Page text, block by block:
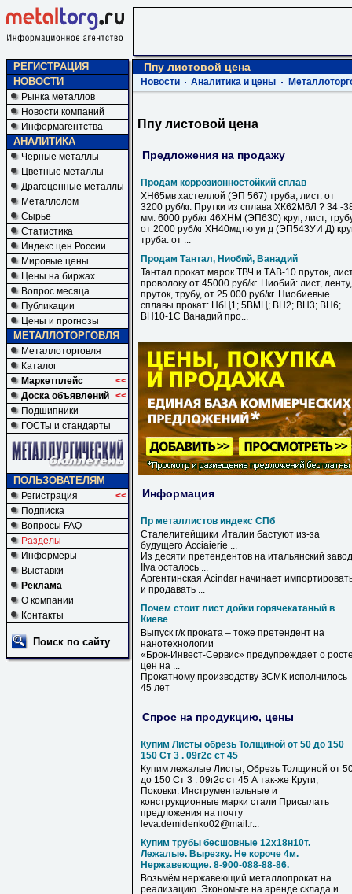
РЕГИСТРАЦИЯ
НОВОСТИ
Рынка металлов
Новости компаний
Информагентства
АНАЛИТИКА
Черные металлы
Цветные металлы
Драгоценные металлы
Металлолом
Сырье
Статистика
Индекс цен России
Мировые цены
Цены на биржах
Вопрос месяца
Публикации
Цены и прогнозы
МЕТАЛЛОТОРГОВЛЯ
Металлоторговля
Каталог
Маркетплейс
<<
Доска объявлений <<
Подшипники
ГОСТы и стандарты
ПОЛЬЗОВАТЕЛЯМ
Регистрация
<<
Подписка
Вопросы FAQ
Разделы
Информеры
Выставки
Реклама
О компании
Контакты
Поиск по сайту
Ппу листовой цена
Новости Аналитика и цены
Ппу листовой цена
Предложения на продажу
Продам коррозионностойкий сплав
ХН65мв хастеллой (ЭП 567) труба, лист. от
3200 руб/кг. Прутки из сплава ХК62М6Л ? 34 -
мм. 6000 руб/кг 46ХНМ (ЭП630) круг, лист,
от 2000 руб/кг ХН40мдтю уи д (ЭП543УИ Д)
труба. от ...
Продам Тантал, Ниобий, Ванадий
Тантал прокат марок ТВЧ и ТАВ-10 пруток,
проволоку от 45000 руб/кг. Ниобий: лист, ленту,
пруток, трубу, от 25 000 руб/кг. Ниобиевые
сплавы прокат: НбЦ1; 5ВМЦ; ВН2; ВН3; ВН6;
ВН10-1С Ванадий про...
Информация
Пр металлистов индекс СПб
Сталелитейщики Италии бастуют из-за
будущего Acciaierie ...
Из десяти претендентов на итальянский завод
Ilva осталось ...
Аргентинская Acindar начинает
и продавать ...
Почем стоит лист дойки горячекатаный в
Киеве
Выпуск г/к проката – тоже претендент на
нанотехнологии
«Брок-Инвест-Сервис» предупреждает о
цен на ...
Прокатному производству ЗСМК исполнилось
45 лет
Спрос на продукцию, цены
Купим Листы обрезь Толщиной от 50 до 150
150 Ст 3 . 09г2с ст 45
Купим лежалые Листы, Обрезь Толщиной от
до 150 Ст 3 . 09г2с ст 45 А так-же Круги,
Поковки. Инструментальные и
конструкционные марки стали Присылать
предложения на почту
leva.demidenko02@mail.r...
Купим трубы бесшовные 12х18н10т.
Лежалые. Вырезку. Не короче 4м.
Нержавеющие. 8-900-088-88-86.
Возьмём нержавеющий металлопрокат на
реализацию. Экономьте на аренде склада и